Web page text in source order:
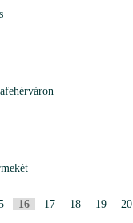
16 17 18 19 20